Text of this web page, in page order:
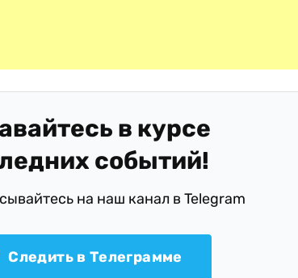
в курсе
событий!
на наш канал в Telegram
Следить в Телеграмме